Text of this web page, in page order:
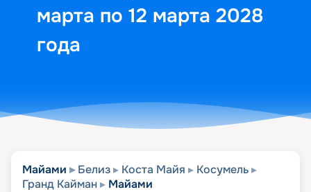
марта по 12 марта 2028
года
Майами Белиз Коста Майя
Косумель
Гранд Кайман
Майами